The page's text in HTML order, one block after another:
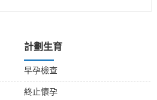
計劃生育
早孕檢查
終止懷孕